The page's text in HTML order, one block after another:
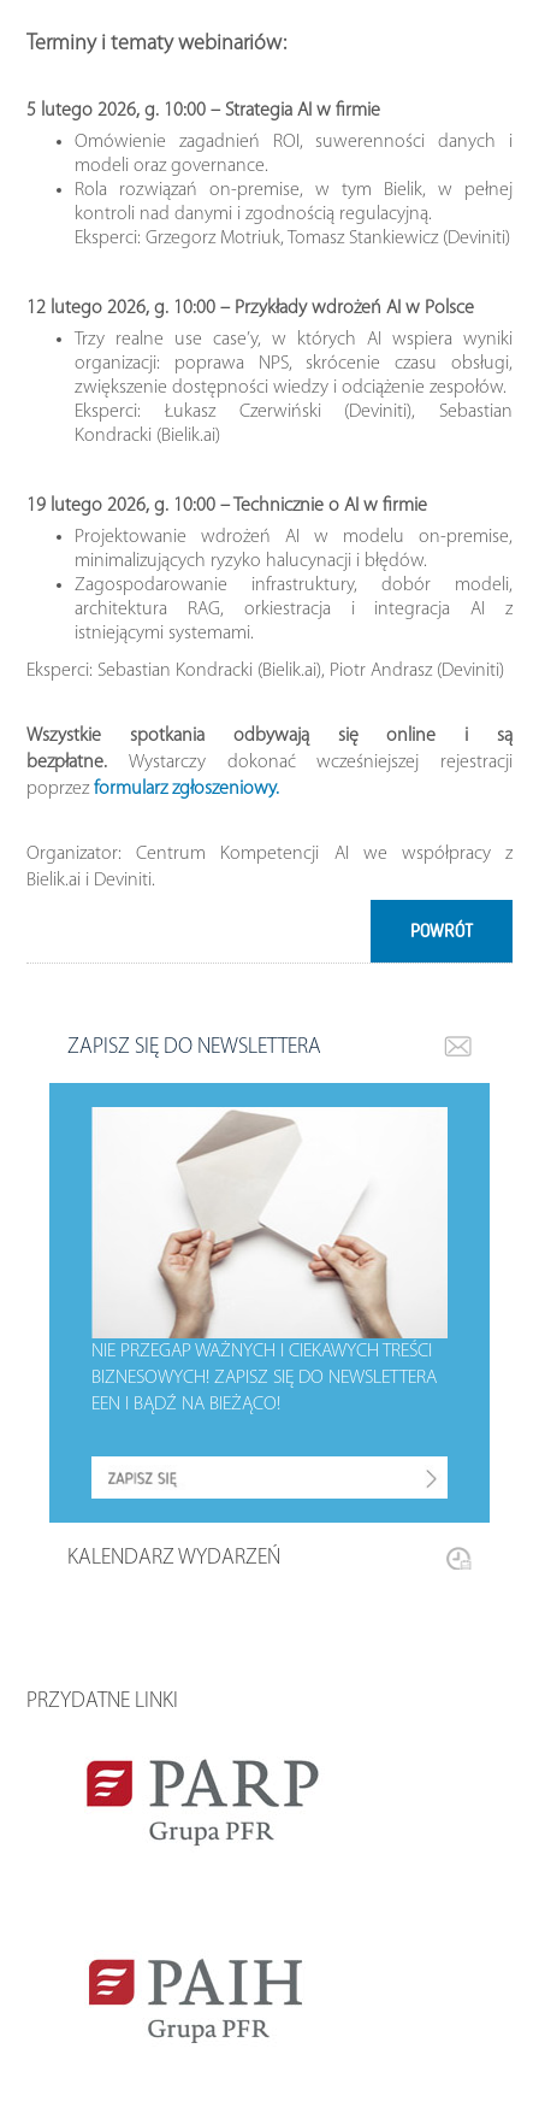
Terminy i tematy webinariów:
5 lutego 2026, g. 10:00 – Strategia AI w firmie
Omówienie zagadnień ROI, suwerenności danych i
modeli oraz governance.
Rola rozwiązań on-premise, w tym Bielik, w pełnej
kontroli nad danymi i zgodnością regulacyjną.
Eksperci: Grzegorz Motriuk, Tomasz Stankiewicz (Deviniti)
12 lutego 2026, g. 10:00 – Przykłady wdrożeń AI w Polsce
Trzy realne use case’y, w których AI wspiera wyniki
organizacji: poprawa NPS, skrócenie czasu obsługi,
zwiększenie dostępności wiedzy i odciążenie zespołów.
Eksperci: Łukasz Czerwiński (Deviniti), Sebastian
Kondracki (Bielik.ai)
19 lutego 2026, g. 10:00 – Technicznie o AI w firmie
Projektowanie wdrożeń AI w modelu on-premise,
minimalizujących ryzyko halucynacji i błędów.
Zagospodarowanie infrastruktury, dobór modeli,
architektura RAG, orkiestracja i integracja AI z
istniejącymi systemami.
Eksperci: Sebastian Kondracki (Bielik.ai), Piotr Andrasz (Deviniti)
Wszystkie spotkania odbywają się online i są
bezpłatne. Wystarczy dokonać wcześniejszej rejestracji
poprzezformularz zgłoszeniowy.
Organizator: Centrum Kompetencji AI we współpracy z
Bielik.ai i Deviniti.
POWRÓT
ZAPISZ SIĘ DO NEWSLETTERA
NIE PRZEGAP WAŻNYCH I CIEKAWYCH TREŚCI
BIZNESOWYCH!ZAPISZ SIĘ DO NEWSLETTERA
EEN I BĄDŹ NA BIEŻĄCO!
KALENDARZ WYDARZEŃ
PRZYDATNE LINKI